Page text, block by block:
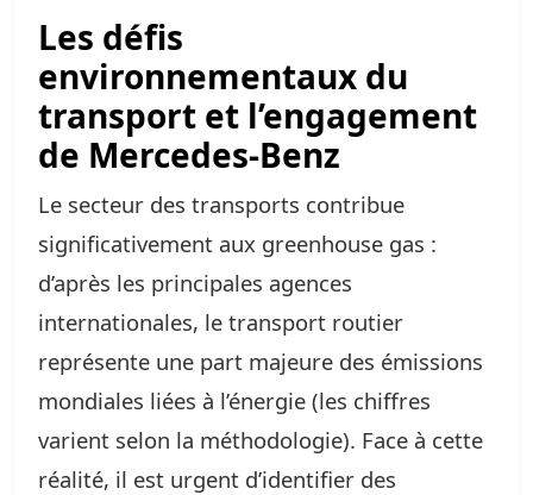
Les défis
environnementaux du
transport et l’engagement
de Mercedes‑Benz
Le secteur des transports contribue
significativement aux greenhouse gas :
d’après les principales agences
internationales, le transport routier
représente une part majeure des émissions
mondiales liées à l’énergie (les chiffres
varient selon la méthodologie). Face à cette
réalité, il est urgent d’identifier des